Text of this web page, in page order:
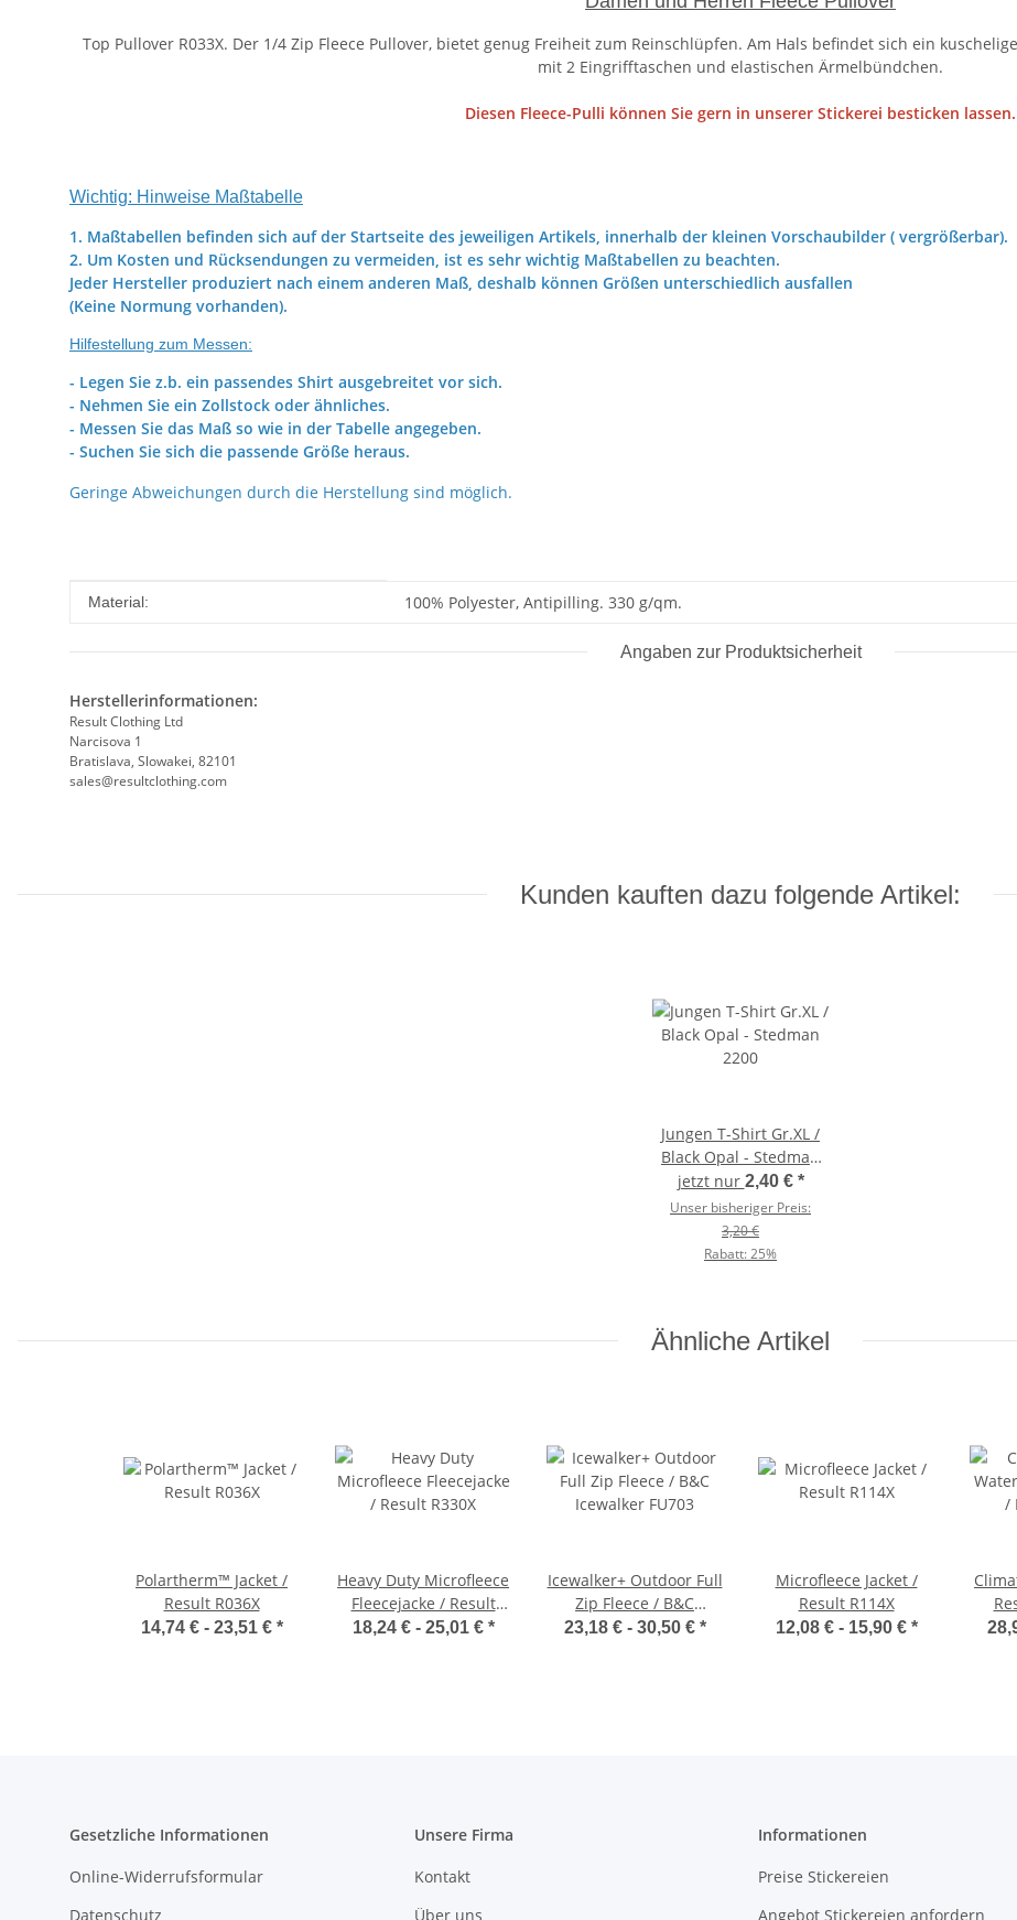
Top Pullover R033X. Der 1/4 Zip Fleece Pullover, bietet genug Freiheit zum Reinschlüpfen. Am Hals befindet sich ein
mit 2 Eingrifftaschen und elastischen Ärmelbündchen.
Diesen Fleece-Pulli können Sie gern in unserer Stickerei besticken lassen.
Wichtig: Hinweise Maßtabelle
1. Maßtabellen befinden sich auf der Startseite des jeweiligen Artikels, innerhalb der kleinen Vorschaubilder ( vergrößerbar).
2. Um Kosten und Rücksendungen zu vermeiden, ist es sehr wichtig Maßtabellen zu beachten.
Jeder Hersteller produziert nach einem anderen Maß, deshalb können Größen unterschiedlich ausfallen
(Keine Normung vorhanden).
Hilfestellung zum Messen:
- Legen Sie z.b. ein passendes Shirt ausgebreitet vor sich.
- Nehmen Sie ein Zollstock oder ähnliches.
- Messen Sie das Maß so wie in der Tabelle angegeben.
- Suchen Sie sich die passende Größe heraus.
Geringe Abweichungen durch die Herstellung sind möglich.
Produkteigenschaft
Wert
Material: 100% Polyester, Antipilling. 330 g/qm.
Angaben zur Produktsicherheit
Herstellerinformationen:
Result Clothing Ltd
Narcisova 1
Bratislava, Slowakei, 82101
sales@resultclothing.com
Kunden kauften dazu folgende Artikel:
Jungen T-Shirt Gr.XL /
Black Opal - Stedman
2200
jetzt nur 2,40 € *
Unser bisheriger Preis:
3,20 €
Rabatt:25%
Ähnliche Artikel
Polartherm™ Jacket /
Result R036X
14,74 € - 23,51 € *
Heavy Duty Microfleece
Fleecejacke / Result
R330X
18,24 € - 25,01 € *
Icewalker+ Outdoor Full
Zip Fleece / B&C
Icewalker FU703
23,18 € - 30,50 € *
Microfleece Jacket /
Result R114X
12,08 € - 15,90 € *
Gesetzliche Informationen
Online-Widerrufsformular
Datenschutz
Unsere Firma
Kontakt
Über uns
Informationen
Preise Stickereien
Angebot Stickereien anfordern